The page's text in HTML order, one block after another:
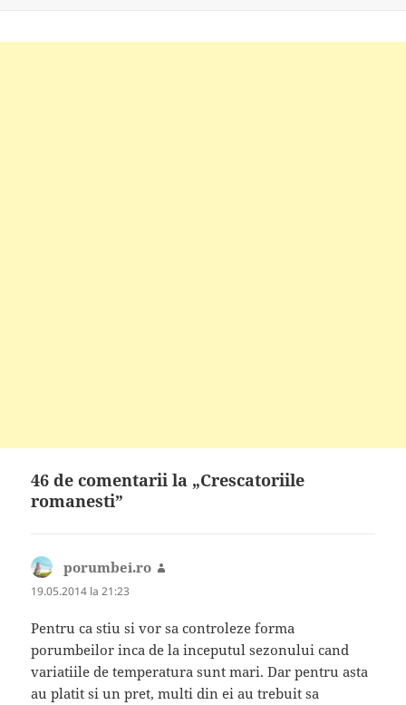
46 de comentarii la „Crescatoriile
romanesti”
porumbei.ro
19.05.2014 la 21:23
Pentru ca stiu si vor sa controleze forma
porumbeilor inca de la inceputul sezonului cand
variatiile de temperatura sunt mari. Dar pentru asta
au platit si un pret, multi din ei au trebuit sa